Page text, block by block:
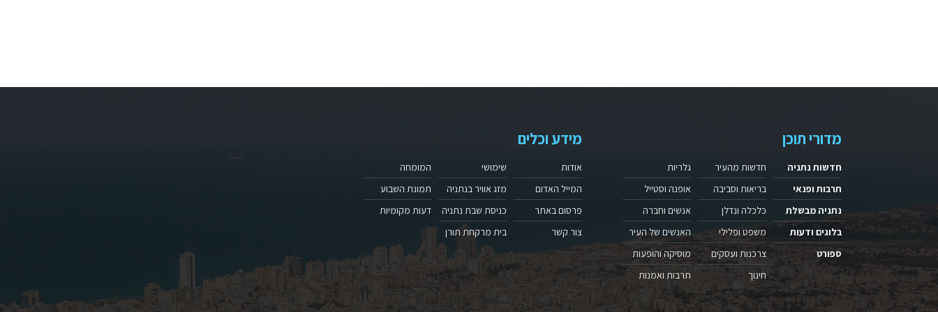
מדורי תוכן
חדשות נתניה
תרבות ופנאי
נתניה מבשלת
בלוגים ודעות
ספורט
חדשות מהעיר
בריאות וסביבה
כלכלה ונדלן
משפט ופלילי
צרכנות ועסקים
חינוך
גלריות
אופנה וסטייל
אנשים וחברה
האנשים של העיר
מוסיקה והופעות
תרבות ואמנות
מידע וכלים
אודות
המייל האדום
פרסום באתר
צור קשר
שימושי
מזג אוויר בנתניה
כניסת שבת נתניה
בית מרקחת תורן
המומחה
תמונת השבוע
דעות מקומיות